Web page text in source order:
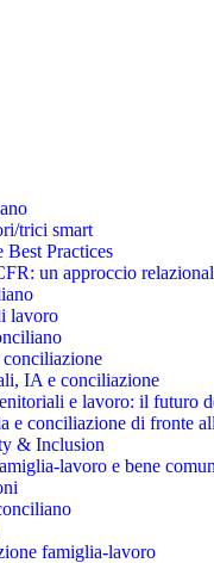
trici smart
Best Practices
un approccio
lavoro
IA e conciliazione
e lavoro: il futuro
e conciliazione di fronte
& Inclusion
lavoro e bene
famiglia-lavoro